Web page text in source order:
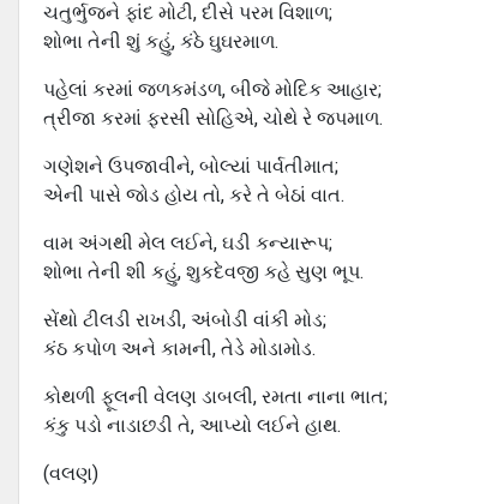
ચતુર્ભુજને ફાંદ મોટી, દીસે પરમ વિશાળ;
શોભા તેની શું કહું, કંઠે ઘુઘરમાળ.
પહેલાં કરમાં જળકમંડળ, બીજે મોદિક આહાર;
ત્રીજા કરમાં ફરસી સોહિએ, ચોથે રે જપમાળ.
ગણેશને ઉપજાવીને, બોલ્યાં પાર્વતીમાત;
એની પાસે જોડ હોય તો, કરે તે બેઠાં વાત.
વામ અંગથી મેલ લઈને, ઘડી કન્યારૂપ;
શોભા તેની શી કહું, શુકદેવજી કહે સુણ ભૂપ.
સેંથો ટીલડી રાખડી, અંબોડી વાંકી મોડ;
કંઠ કપોળ અને કામની, તેડે મોડામોડ.
કોથળી ફૂલની વેલણ ડાબલી, રમતા નાના ભાત;
કંકુ પડો નાડાછડી તે, આપ્યો લઈને હાથ.
(વલણ)